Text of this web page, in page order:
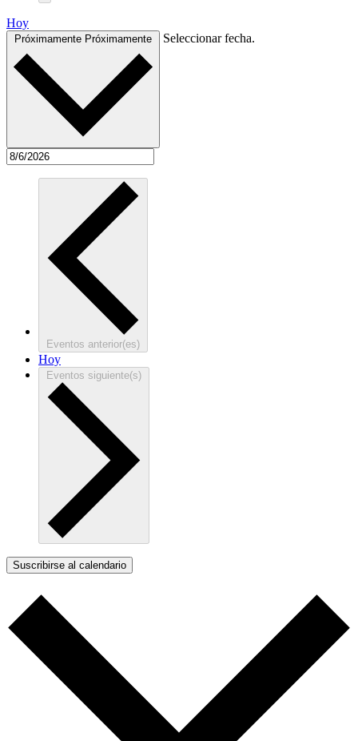
Hoy
Próximamente Próximamente Seleccionar fecha.
Eventos anterior(es)
Hoy
Eventos siguiente(s)
Suscribirse al calendario